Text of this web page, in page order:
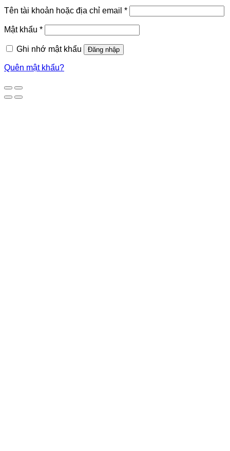
Tên tài khoản hoặc địa chỉ email *
Mật khẩu *
Ghi nhớ mật khẩu Đăng nhập
Quên mật khẩu?